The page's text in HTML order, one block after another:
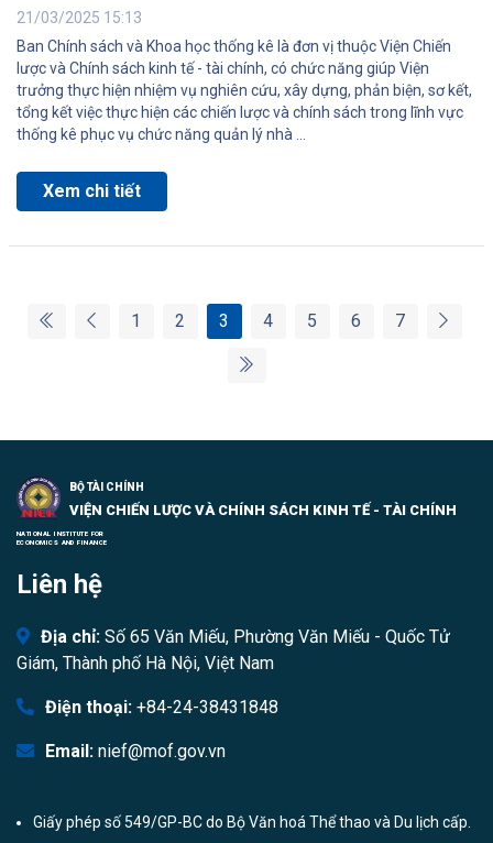
21/03/2025 15:13
Ban Chính sách và Khoa học thống kê là đơn vị thuộc Viện Chiến
lược và Chính sách kinh tế - tài chính, có chức năng giúp Viện
trưởng thực hiện nhiệm vụ nghiên cứu, xây dựng, phản biện, sơ kết,
tổng kết việc thực hiện các chiến lược và chính sách trong lĩnh vực
thống kê phục vụ chức năng quản lý nhà ...
Xem chi tiết
1 2 3 (current)
4 5 6 7
BỘ TÀI CHÍNH
VIỆN CHIẾN LƯỢC VÀ CHÍNH SÁCH KINH TẾ - TÀI CHÍNH
NATIONAL INSTITUTE FOR
ECONOMICS AND FINANCE
Liên hệ
Địa chỉ: Số 65 Văn Miếu, Phường Văn Miếu - Quốc Tử
Giám, Thành phố Hà Nội, Việt Nam
Điện thoại: +84-24-38431848
Email: nief@mof.gov.vn
Giấy phép số 549/GP-BC do Bộ Văn hoá Thể thao và Du lịch cấp.